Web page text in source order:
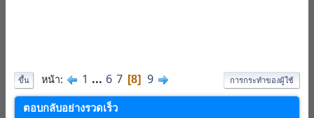
ขึ้น หน้า 1 ... 6 7 8 9 การกระทำของผู้ใช้
ตอบกลับอย่างรวดเร็ว